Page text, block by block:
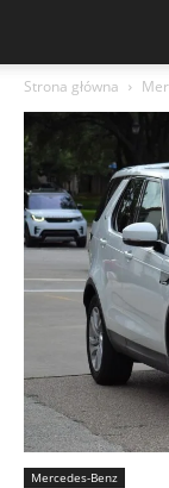
Strona główna
Mercedes-Benz